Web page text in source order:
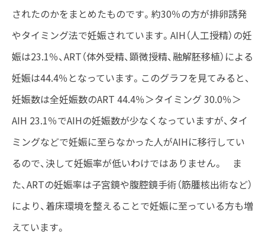
されたのかをまとめたものです。約30％の方が排卵誘発
やタイミング法で妊娠されています。AIH（人工授精）の妊
娠は23.1％、ART（体外受精、顕微授精、融解胚移植）による
妊娠は44.4％となっています。このグラフを見てみると、
妊娠数は全妊娠数のART 44.4％＞タイミング 30.0％＞
AIH 23.1％でAIHの妊娠数が少なくなっていますが、タイ
ミングなどで妊娠に至らなかった人がAIHに移行してい
るので、決して妊娠率が低いわけではありません。 ま
た、ARTの妊娠率は子宮鏡や腹腔鏡手術（筋腫核出術など）
により、着床環境を整えることで妊娠に至っている方も増
えています。